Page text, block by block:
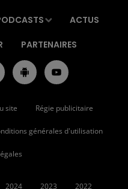
ACTUS
PARTENAIRES
site Régie publicitaire
générales d'utilisation
2024 2023 2022